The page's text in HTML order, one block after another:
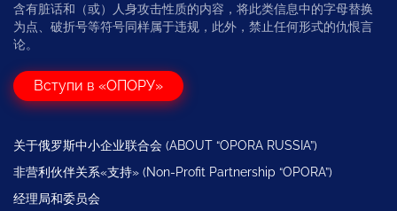
含有脏话和（或）人身攻击性质的内容，将此类信息中的字母替换
为点、破折号等符号同样属于违规，此外，禁止任何形式的仇恨言
论。
Вступи в «ОПОРУ»
关于俄罗斯中小企业联合会 (ABOUT “OPORA RUSSIA”)
非营利伙伴关系«支持» (Non-Profit Partnership “OPORA”)
经理局和委员会